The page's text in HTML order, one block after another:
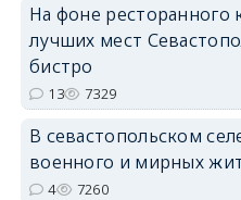
На фоне ресторанного
лучших мест
бистро
13 7329
В севастопольском
военного и мирных
4 7260